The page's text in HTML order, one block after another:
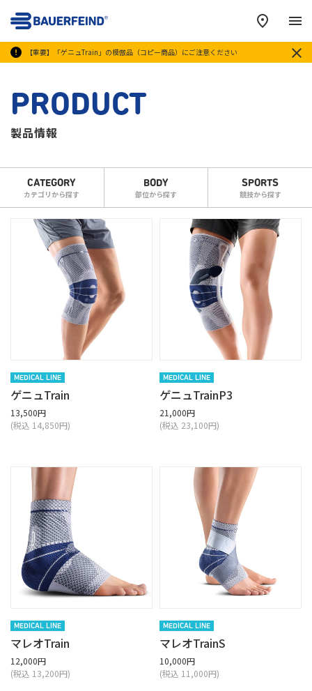
【重要】「ゲニュTrain」の模倣品（コピー商品）にご注意ください
メ
PRODUCT
製品情報
CATEGORY
カテゴリから探す
BODY
部位から探す
SPORTS
競技から探す
MEDICAL LINE
ゲニュTrain
13,500円
(税込 14,850円)
MEDICAL LINE
ゲニュTrainP3
21,000円
(税込 23,100円)
MEDICAL LINE
マレオTrain
12,000円
(税込 13,200円)
MEDICAL LINE
マレオTrainS
10,000円
(税込 11,000円)